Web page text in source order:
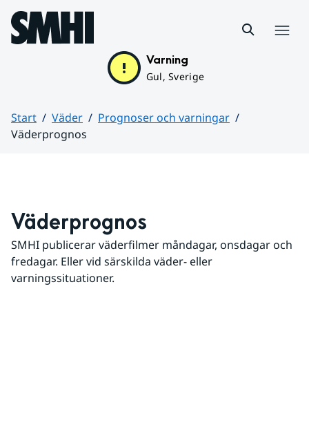
Hoppa till sidans innehåll
Varning
Gul, Sverige
Start Väder
Prognoser och varningar
Väderprognos
Väderprognos
SMHI publicerar väderfilmer måndagar, onsdagar och
fredagar. Eller vid särskilda väder- eller
varningssituationer.